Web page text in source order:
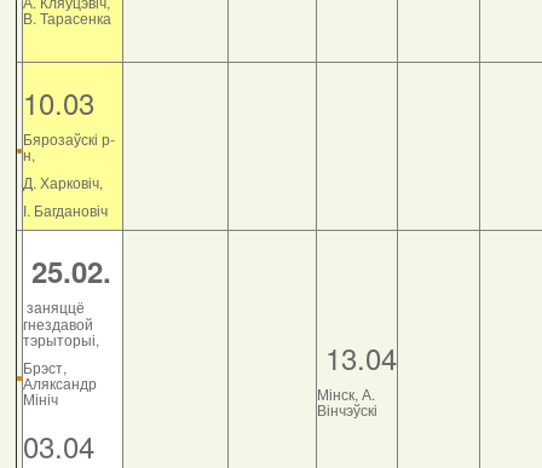
В. Тарасенка
10.03
Бярозаўскі р-
н,
Д. Харковіч,
І. Багдановіч
25.02.
заняццё
гнездавой
тэрыторыі,
Брэст,
Аляксандр
Мініч
03.04
13.04
Мінск, А.
Вінчэўскі